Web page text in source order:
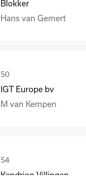
Blokker
Hans van Gemert
IGT Europe bv
M van Kempen
Kendrion Villingen